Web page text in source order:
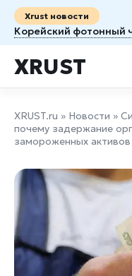
Xrust новости
XRUST
XRUST.ru » Новости »
почему задержание
замороженных